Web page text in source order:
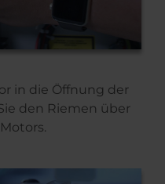
in die Öffnung der
den Riemen über